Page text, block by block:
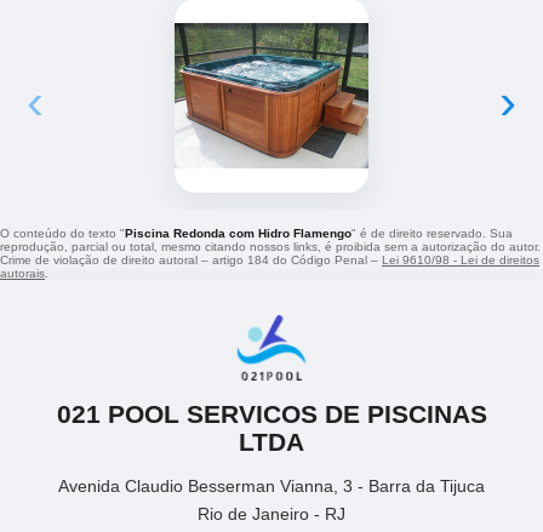
‹ ›
O conteúdo do texto "Piscina Redonda com Hidro Flamengo" é de direito reservado. Sua
reprodução, parcial ou total, mesmo citando nossos links, é proibida sem a autorização do autor.
Crime de violação de direito autoral – artigo 184 do Código Penal – Lei 9610/98 - Lei de direitos
autorais.
021 POOL SERVICOS DE PISCINAS
LTDA
Avenida Claudio Besserman Vianna, 3 - Barra da Tijuca
Rio de Janeiro - RJ